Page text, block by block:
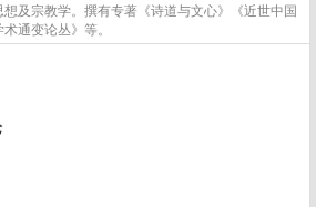
及宗教学。撰有专著《诗道与文心》《近世中国
通变论丛》等。